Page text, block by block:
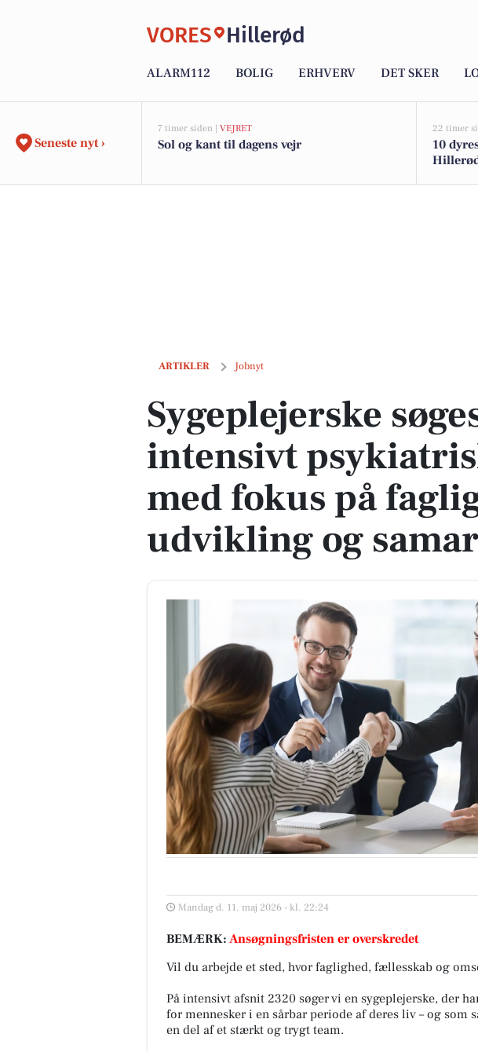
VORES Hillerød
ALARM112 BOLIG ERHVERV DET SKER
Seneste nyt ›
7 timer siden | VEJRET
Sol og kant til dagens vejr
22 timer
10
ARTIKLER Jobnyt
Sygeplejerske søges til intensivt psykiatrisk afsnit med fokus på
Sygeplejerske
intensivt
med fokus på
udvikling og
Mandag d. 11. maj 2026 - kl. 22:24
BEMÆRK: Ansøgningsfristen er overskredet
Vil du arbejde et sted, hvor faglighed, fællesskab og
På intensivt afsnit 2320 søger vi en sygeplejerske, der
for mennesker i en sårbar periode af deres liv – og som
en del af et stærkt og trygt team.